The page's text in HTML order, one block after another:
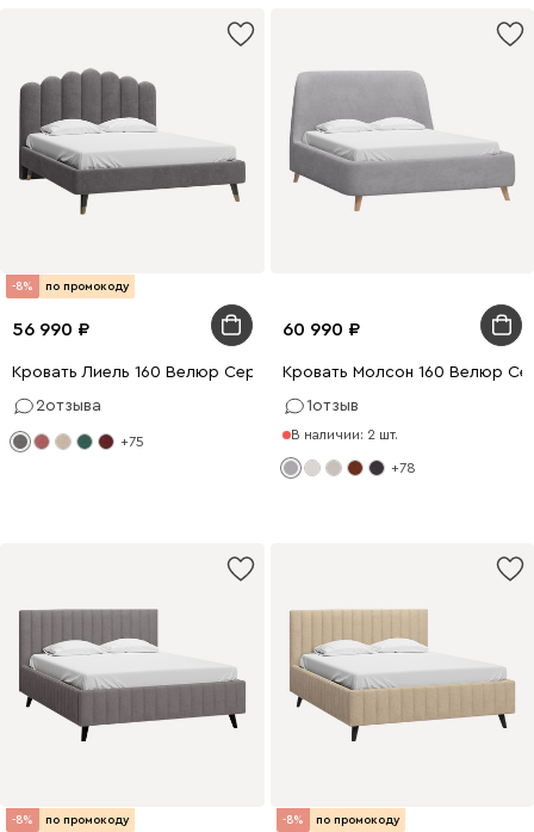
-8% по промокоду
56 990
Кровать Лиель 160 Велюр Серый
2отзыва
+75
60 990
Кровать Молсон 160 Велюр
1отзыв
В наличии: 2 шт.
+78
-8% по промокоду -8% по промокоду